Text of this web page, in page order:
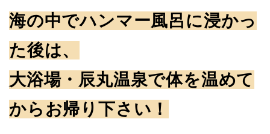
海の中でハンマー風呂に浸かっ
た後は、
大浴場・辰丸温泉で体を温めて
からお帰り下さい！